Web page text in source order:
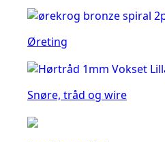
Øreting
Snøre, tråd og wire